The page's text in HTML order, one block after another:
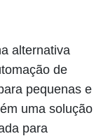
alternativa
de
pequenas e
uma solução
para